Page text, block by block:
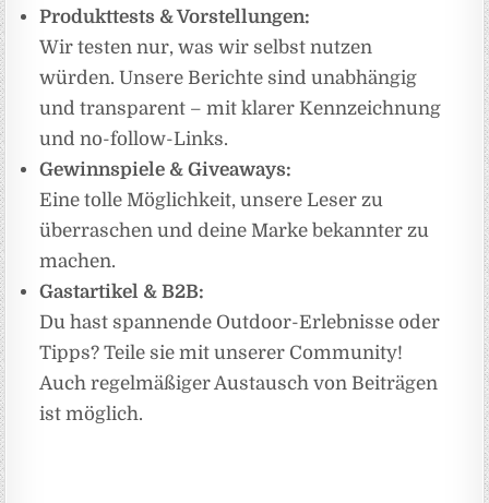
Produkttests & Vorstellungen:
Wir testen nur, was wir selbst nutzen
würden. Unsere Berichte sind unabhängig
und transparent – mit klarer Kennzeichnung
und no-follow-Links.
Gewinnspiele & Giveaways:
Eine tolle Möglichkeit, unsere Leser zu
überraschen und deine Marke bekannter zu
machen.
Gastartikel & B2B:
Du hast spannende Outdoor-Erlebnisse oder
Tipps? Teile sie mit unserer Community!
Auch regelmäßiger Austausch von Beiträgen
ist möglich.